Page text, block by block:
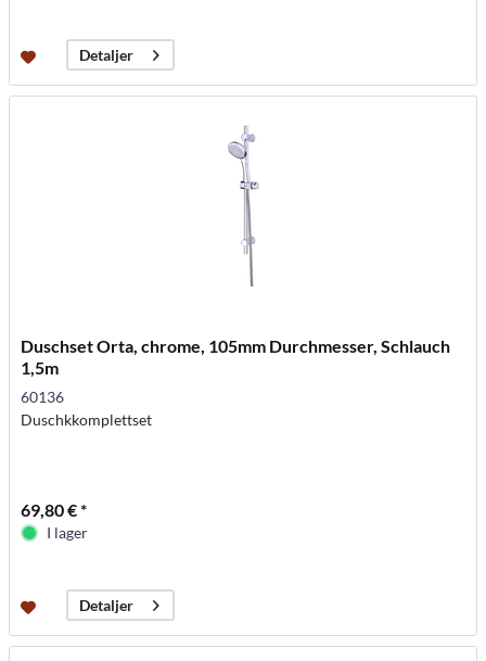
Detaljer
Duschset Orta, chrome, 105mm Durchmesser, Schlauch
1,5m
60136
Duschkkomplettset
69,80 € *
I lager
Detaljer